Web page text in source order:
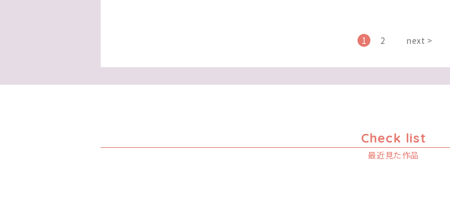
1 2 next >
Check list
最近見た作品